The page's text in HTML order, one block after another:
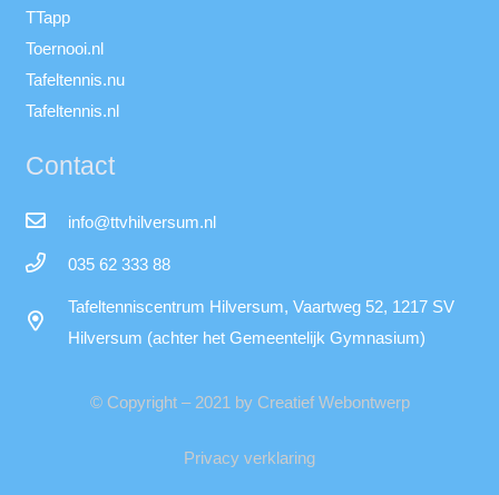
TTapp
Toernooi.nl
Tafeltennis.nu
Tafeltennis.nl
Contact
info@ttvhilversum.nl
035 62 333 88
Tafeltenniscentrum Hilversum, Vaartweg 52, 1217 SV
Hilversum (achter het Gemeentelijk Gymnasium)
© Copyright – 2021 by Creatief Webontwerp
Privacy verklaring